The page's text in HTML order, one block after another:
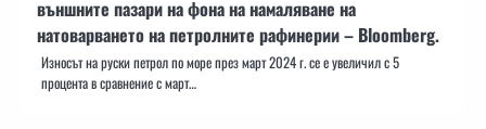
външните пазари на фона на намаляване на
натоварването на петролните рафинерии – Bloomberg.
Износът на руски петрол по море през март 2024 г. се е увеличил с 5
процента в сравнение с март…